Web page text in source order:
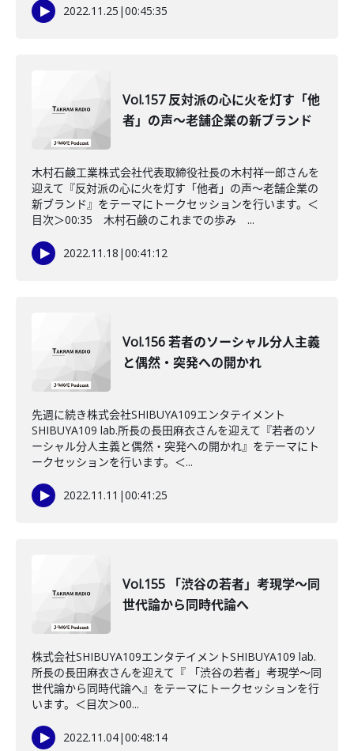
2022.11.25 |00:45:35
Vol.157 反対派の心に火を灯す「他
者」の声～老舗企業の新ブランド
木村石鹸工業株式会社代表取締役社長の木村祥一郎さんを
迎えて『反対派の心に火を灯す「他者」の声～老舗企業の
新ブランド』をテーマにトークセッションを行います。＜
目次＞00:35 木村石鹸のこれまでの歩み ...
2022.11.18 |00:41:12
Vol.156 若者のソーシャル分人主義
と偶然・突発への開かれ
先週に続き株式会社SHIBUYA109エンタテイメント
SHIBUYA109 lab.所長の長田麻衣さんを迎えて『若者のソ
ーシャル分人主義と偶然・突発への開かれ』をテーマにト
ークセッションを行います。＜...
2022.11.11 |00:41:25
Vol.155 「渋谷の若者」考現学～同
世代論から同時代論へ
株式会社SHIBUYA109エンタテイメントSHIBUYA109 lab.
所長の長田麻衣さんを迎えて『 「渋谷の若者」考現学～同
世代論から同時代論へ』をテーマにトークセッションを行
います。＜目次＞00...
2022.11.04|00:48:14